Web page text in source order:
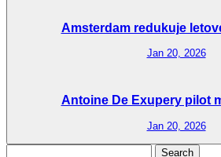
Amsterdam redukuje
Jan 20, 2026
Antoine De Exupery pilot
Jan 20, 2026